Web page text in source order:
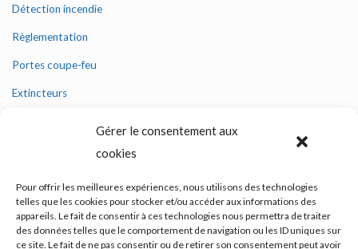
Gérer le consentement aux
cookies
Pour offrir les meilleures expériences, nous utilisons des technologies
telles que les cookies pour stocker et/ou accéder aux informations des
appareils. Le fait de consentir à ces technologies nous permettra de traiter
des données telles que le comportement de navigation ou les ID uniques sur
ce site. Le fait de ne pas consentir ou de retirer son consentement peut avoir
Détection incendie
Règlementation
Portes coupe-feu
Extincteurs